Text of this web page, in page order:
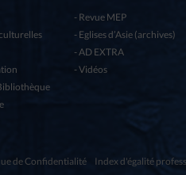
Revue MEP
Eglises d’Asie (archives)
AD EXTRA
Vidéos
de Confidentialité Index d'égalité